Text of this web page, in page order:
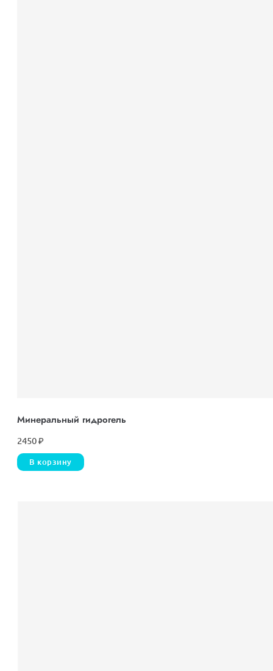
Минеральный гидрогель
2450₽
В корзину